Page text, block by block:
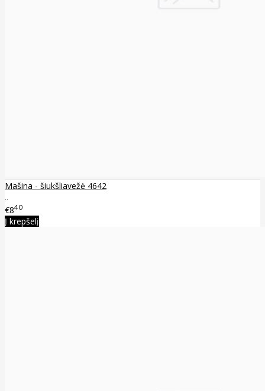
Mašina - šiukšliavežė 4642
..
€840
Į krepšelį